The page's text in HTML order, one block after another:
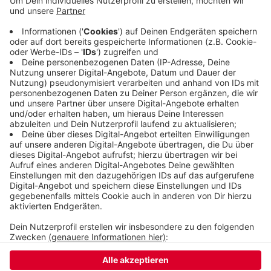
Beispiel in Forschung und Bildung oder bei der
Infratstruktur. In den Kommunen wirbt Volt für
eine Teilnahme an europäischen
Förderprogrammen. Das Wuppertaler City-Team
ist das 25. in NRW.
Veröffentlicht:Dienstag, 02.02.2021 15:27
Anzeige